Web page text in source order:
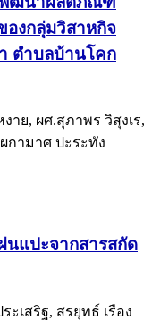
องกลุ่มวิสาหกิจ
ตำบลบ้านโคก
ย, ผศ.สุภาพร วิสุงเร,
กามาศ ปะระทัง
แปะจากสารสกัด
เสริฐ, สรยุทธ์ เรือง